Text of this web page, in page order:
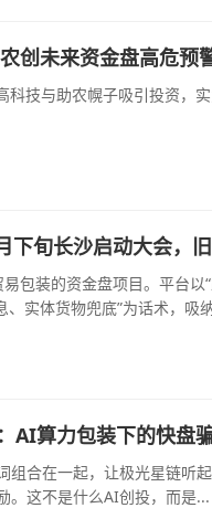
创未来资金盘高危预
技与助农幌子吸引投资，
旬长沙启动大会，
包装的资金盘项目。平台
、实体货物兜底”为话术，吸
算力包装下的快盘
合在一起，让极光星链听
。这不是什么AI创投，而是...